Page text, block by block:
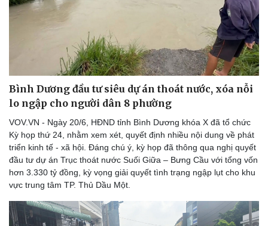
Doanh nghiệp
Thông tin doanh nghiệp
Doanh nghiệp 24h
Doanh nhân
Vì cộng đồng
Công nghệ
Sành điệu
Tin Công nghệ
Trải nghiệm
Chuyển đổi số
Bình Dương đầu tư siêu dự án thoát nước, xóa nỗi
lo ngập cho người dân 8 phường
VOV.VN - Ngày 20/6, HĐND tỉnh Bình Dương khóa X đã tổ chức
Kỳ họp thứ 24, nhằm xem xét, quyết định nhiều nội dung về phát
triển kinh tế - xã hội. Đáng chú ý, kỳ họp đã thông qua nghị quyết
đầu tư dự án Trục thoát nước Suối Giữa – Bưng Cầu với tổng vốn
hơn 3.330 tỷ đồng, kỳ vọng giải quyết tình trạng ngập lụt cho khu
vực trung tâm TP. Thủ Dầu Một.